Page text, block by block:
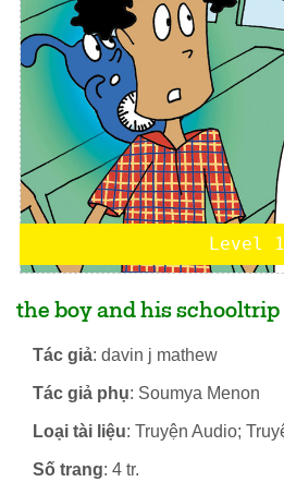
Level 1
the boy and his schooltrip
Tác giả: davin j mathew
Tác giả phụ: Soumya Menon
Loại tài liệu: Truyện Audio;
Số trang: 4 tr.